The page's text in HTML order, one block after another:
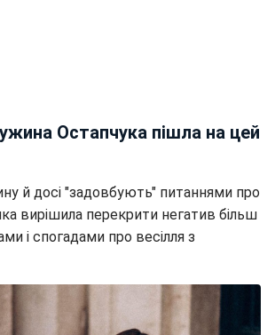
Остапчука пішла на цей
й досі "задовбують" питаннями про
вирішила перекрити негатив більш
і спогадами про весілля з